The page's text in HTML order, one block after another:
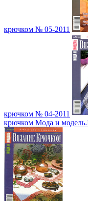
крючком № 05-2011
крючком № 04-2011
крючком Мода и